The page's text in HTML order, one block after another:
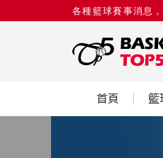
各種籃球賽事消息
首頁 籃